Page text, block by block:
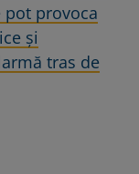
pot provoca
și
tras de